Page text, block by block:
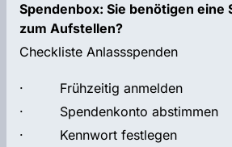
Spendenbox: Sie benötigen eine
zum Aufstellen?
Checkliste Anlassspenden
· Frühzeitig anmelden
· Spendenkonto abstimmen
· Kennwort festlegen